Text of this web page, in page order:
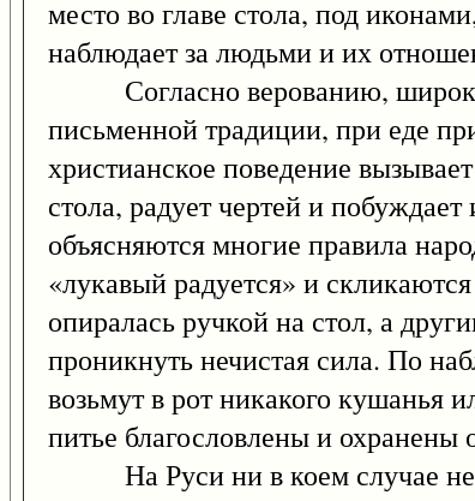
место во главе стола, под
наблюдает за людьми и их
Согласно верованию, широко
письменной традиции, при еде
христианское поведение
стола, радует чертей и
объясняются многие правила
«лукавый радуется» и
опиралась ручкой на стол, а
проникнуть нечистая сила. По
возьмут в рот никакого кушанья
питье благословлены и охранены
На Руси ни в коем случае не